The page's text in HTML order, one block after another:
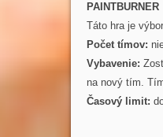
PAINTBURNER
Táto hra je
Počet tímov:
Vybavenie:
na nový tím.
Časový limit: